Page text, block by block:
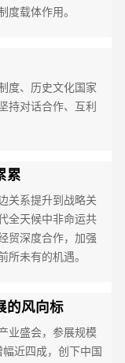
度载体作用。
度、历史文化国家
持对话合作、互利
累
关系提升到战略关
全天候中非命运共
贸深度合作，加强
所未有的机遇。
的风向标
业盛会，参展规模
近四成，创下中国